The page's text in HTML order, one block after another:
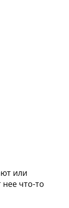
или
что-то